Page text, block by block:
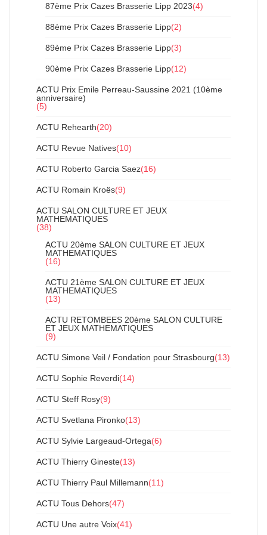
87ème Prix Cazes Brasserie Lipp 2023(4)
88ème Prix Cazes Brasserie Lipp(2)
89ème Prix Cazes Brasserie Lipp(3)
90ème Prix Cazes Brasserie Lipp(12)
ACTU Prix Emile Perreau-Saussine 2021 (10ème
anniversaire)
(5)
ACTU Rehearth(20)
ACTU Revue Natives(10)
ACTU Roberto Garcia Saez(16)
ACTU Romain Kroës(9)
ACTU SALON CULTURE ET JEUX
MATHEMATIQUES
(38)
ACTU 20ème SALON CULTURE ET JEUX
MATHEMATIQUES
(16)
ACTU 21ème SALON CULTURE ET JEUX
MATHEMATIQUES
(13)
ACTU RETOMBEES 20ème SALON CULTURE
ET JEUX MATHEMATIQUES
(9)
ACTU Simone Veil / Fondation pour Strasbourg(13)
ACTU Sophie Reverdi(14)
ACTU Steff Rosy(9)
ACTU Svetlana Pironko(13)
ACTU Sylvie Largeaud-Ortega(6)
ACTU Thierry Gineste(13)
ACTU Thierry Paul Millemann(11)
ACTU Tous Dehors(47)
ACTU Une autre Voix(41)